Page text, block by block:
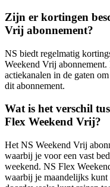
Zijn er kortingen
Vrij abonnement?
NS biedt regelmatig
Weekend Vrij
actiekanalen in de gaten
dit abonnement.
Wat is het verschil
Flex Weekend Vrij?
Het NS Weekend Vrij
waarbij je voor een vast
weekend. NS Flex
waarbij je maandelijks kunt